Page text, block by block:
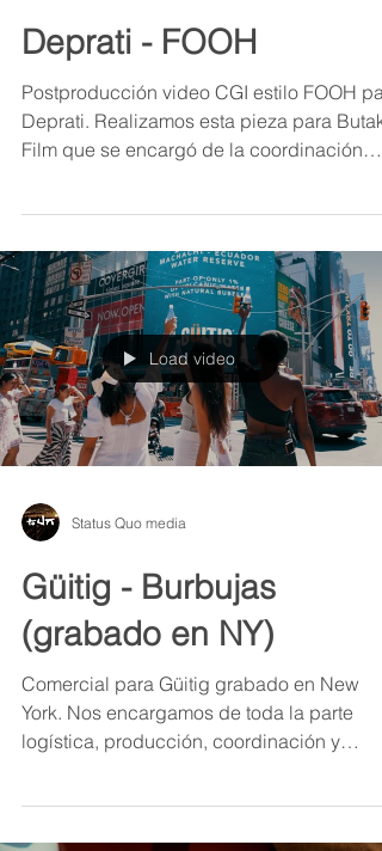
Deprati - FOOH
Postproducción video CGI estilo FOOH
Deprati. Realizamos esta pieza para
Film que se encargó de la coordinación
Load video
Status Quo media
Güitig - Burbujas
(grabado en NY)
Comercial para Güitig grabado en New
York. Nos encargamos de toda la parte
logística, producción, coordinación y